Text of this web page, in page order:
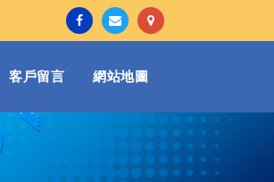
客戶留言 網站地圖